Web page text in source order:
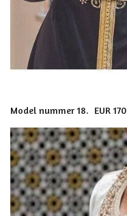
Model nummer 18. EUR 170